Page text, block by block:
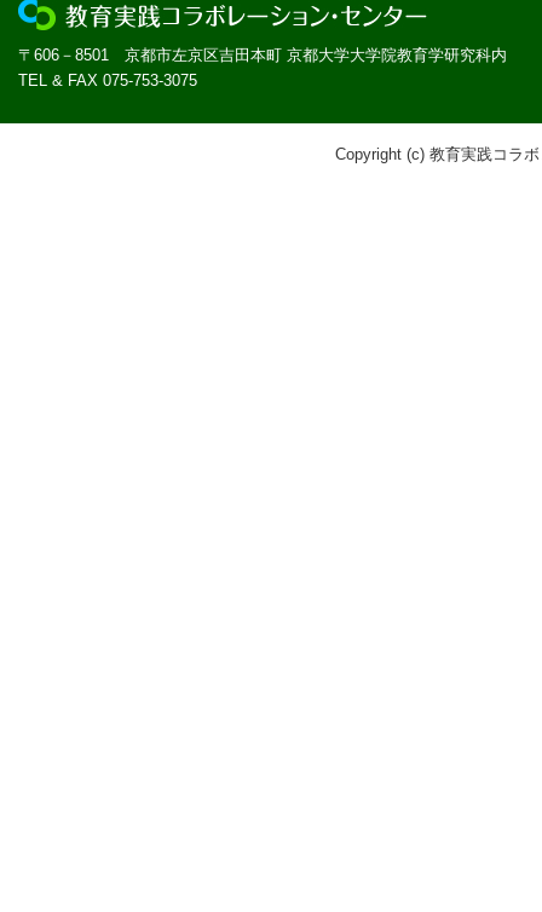
〒606－8501 京都市左京区吉田本町 京都大学大学院教育学研究科内
TEL & FAX 075-753-3075
Copyright (c) 教育実践コラ